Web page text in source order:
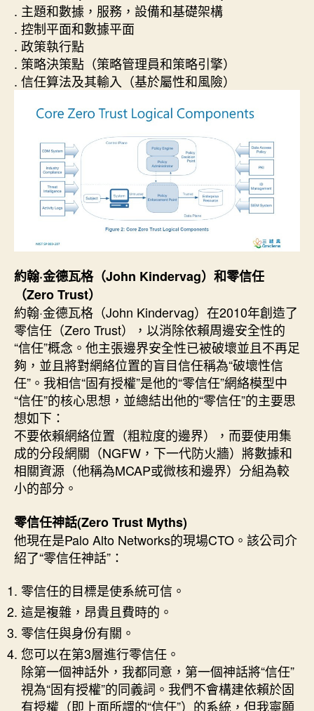
. 主題和數據，服務，設備和基礎架構
. 控制平面和數據平面
. 政策執行點
. 策略決策點（策略管理員和策略引擎）
. 信任算法及其輸入（基於屬性和風險）
約翰·金德瓦格（John Kindervag）和零信任
（Zero Trust）
約翰·金德瓦格（John Kindervag）在2010年創造了
零信任（Zero Trust），以消除依賴周邊安全性的
“信任”概念。他主張邊界安全性已被破壞並且不再足
夠，並且將對網絡位置的盲目信任稱為“破壞性信
任”。我相信“固有授權”是他的“零信任”網絡模型中
“信任”的核心思想，並總結出他的“零信任”的主要思
想如下：
不要依賴網絡位置（粗粒度的邊界），而要使用集
成的分段網關（NGFW，下一代防火牆）將數據和
相關資源（他稱為MCAP或微核和邊界）分組為較
小的部分。
零信任神話(Zero Trust Myths)
他現在是Palo Alto Networks的現場CTO。該公司介
紹了“零信任神話”：
零信任的目標是使系統可信。
這是複雜，昂貴且費時的。
零信任與身份有關。
您可以在第3層進行零信任。
除第一個神話外，我都同意，第一個神話將“信任”
視為“固有授權”的同義詞。我們不會構建依賴於固
有授權（即上面所謂的“信任”）的系統，但我寧願